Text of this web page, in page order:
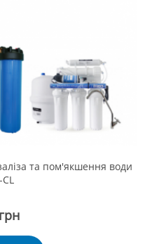
та пом'якшення води